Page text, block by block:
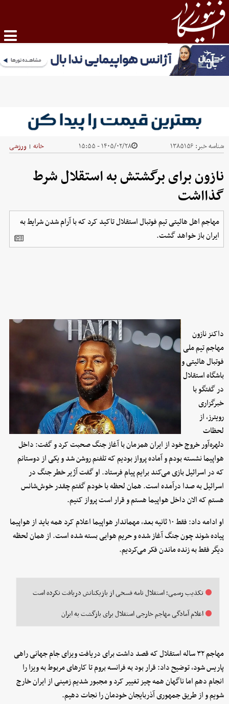
شناسه خبر: ۱۳۸۵۱۵۶ ۱۴۰۵/۰۲/۲۸ - ۱۵:۵۵ خانه | ورزشی
نازون برای برگشتش به استقلال شرط
گذااشت
مهاجم اهل هائیتی تیم فوتبال استقلال تاکید کرد که با آرام شدن شرایط به
ایران باز خواهد گشت.
داکنز نازون
مهاجم تیم ملی
فوتبال هائیتی و
باشگاه استقلال
در گفتگو با
خبرگزاری
رویترز، از
لحظات
دلهره‌آور خروج خود از ایران همزمان با آغاز جنگ صحبت کرد و گفت: داخل
هواپیما نشسته بودم و آماده پرواز بودیم که تلفنم روشن شد و یکی از دوستانم
که در اسرائیل بازی می‌کند برایم پیام فرستاد. او گفت آژیر خطر جنگ در
اسرائیل به صدا درآمده است. همان لحظه با خودم گفتم چقدر خوش‌شانس
هستم که الان داخل هواپیما هستم و قرار است پرواز کنیم.
او ادامه داد: فقط ۱۰ ثانیه بعد، مهماندار هواپیما اعلام کرد همه باید از هواپیما
پیاده شوند چون جنگ آغاز شده و حریم هوایی بسته شده است. از همان لحظه
دیگر فقط به زنده ماندن فکر می‌کردیم.
تکذیب رسمی؛ استقلال نامه فسخی از بازیکنانش دریافت نکرده است
اعلام آمادگی مهاجم خارجی استقلال برای بازگشت به ایران
مهاجم ۳۲ ساله استقلال که قصد داشت برای دریافت ویزای جام جهانی راهی
پاریس شود، توضیح داد: قرار بود به فرانسه بروم تا کارهای مربوط به ویزا را
انجام دهم اما ناگهان همه چیز تغییر کرد و مجبور شدیم زمینی از ایران خارج
شویم و از طریق جمهوری آذربایجان خودمان را نجات دهیم.